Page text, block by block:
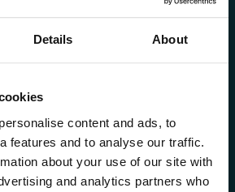
Details About
content and ads, to
features and to analyse our traffic.
about your use of our site with
and analytics partners who